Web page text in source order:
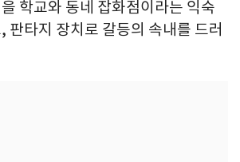
학교와 동네 잡화점이라는 익숙
판타지 장치로 갈등의 속내를 드러